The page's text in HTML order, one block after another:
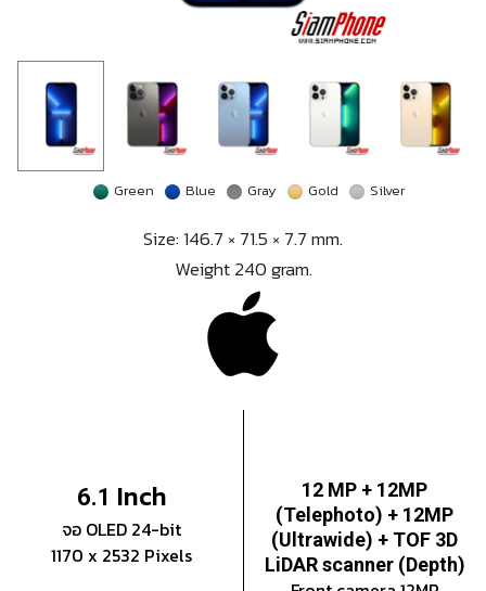
Green Blue Gray Gold Silver
Size: 146.7 × 71.5 × 7.7 mm.
Weight 240 gram.
6.1 Inch
จอ OLED 24-bit
1170 x 2532 Pixels
12 MP + 12MP
(Telephoto) + 12MP
(Ultrawide) + TOF 3D
LiDAR scanner (Depth)